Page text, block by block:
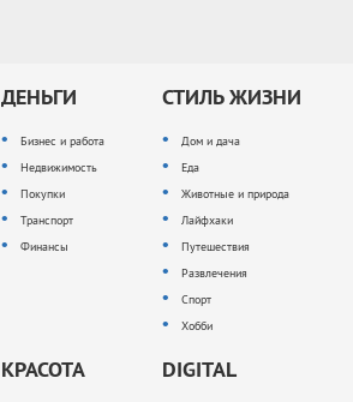
ДЕНЬГИ
Бизнес и работа
Недвижимость
Покупки
Транспорт
Финансы
СТИЛЬ ЖИЗНИ
Дом и дача
Еда
Животные и природа
Лайфхаки
Путешествия
Развлечения
Спорт
Хобби
КРАСОТА DIGITAL